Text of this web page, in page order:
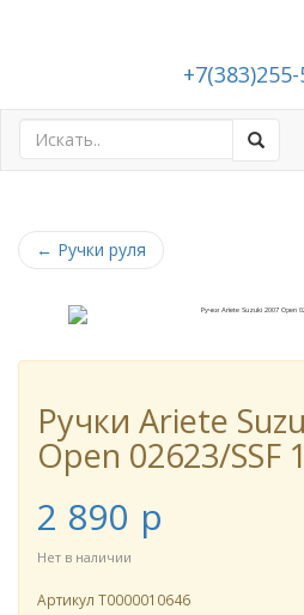
← Ручки руля
Ручки Ariete
Open 02623/SSF
2 890 p
Нет в наличии
Артикул Т0000010646